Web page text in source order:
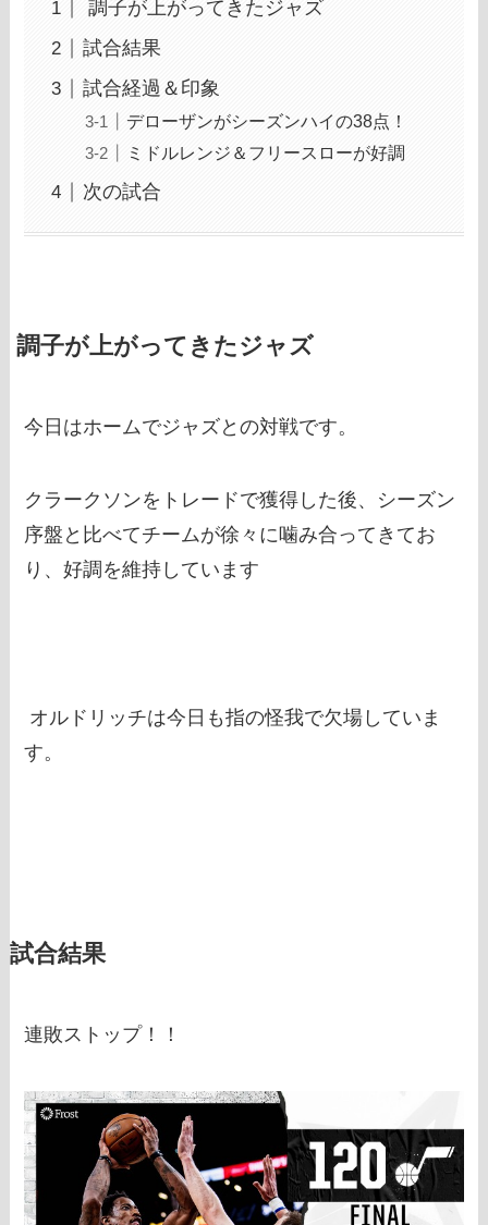
調子が上がってきたジャズ
試合結果
試合経過＆印象
デローザンがシーズンハイの38点！
ミドルレンジ＆フリースローが好調
次の試合
調子が上がってきたジャズ
今日はホームでジャズとの対戦です。
クラークソンをトレードで獲得した後、シーズン
序盤と比べてチームが徐々に噛み合ってきてお
り、好調を維持しています
オルドリッチは今日も指の怪我で欠場していま
す。
試合結果
連敗ストップ！！